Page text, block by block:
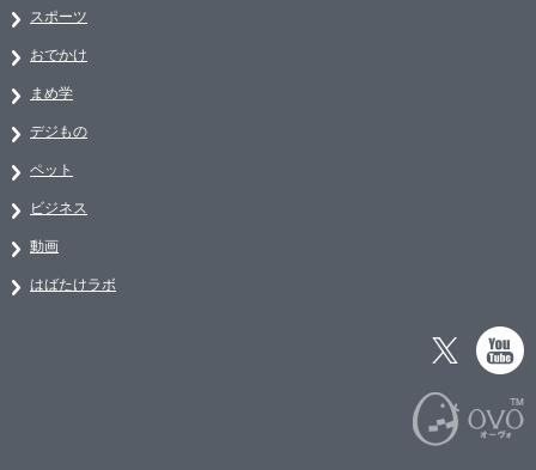
スポーツ
おでかけ
まめ学
デジもの
ペット
ビジネス
動画
はばたけラボ